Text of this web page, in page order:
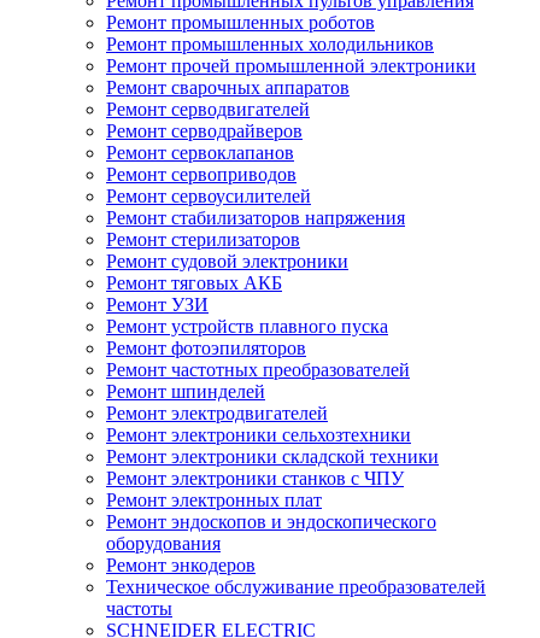
Ремонт промышленных роботов
Ремонт промышленных холодильников
Ремонт прочей промышленной электроники
Ремонт сварочных аппаратов
Ремонт серводвигателей
Ремонт серводрайверов
Ремонт сервоклапанов
Ремонт сервоприводов
Ремонт сервоусилителей
Ремонт стабилизаторов напряжения
Ремонт стерилизаторов
Ремонт судовой электроники
Ремонт тяговых АКБ
Ремонт УЗИ
Ремонт устройств плавного пуска
Ремонт фотоэпиляторов
Ремонт частотных преобразователей
Ремонт шпинделей
Ремонт электродвигателей
Ремонт электроники сельхозтехники
Ремонт электроники складской техники
Ремонт электроники станков с ЧПУ
Ремонт электронных плат
Ремонт эндоскопов и эндоскопического
оборудования
Ремонт энкодеров
Техническое обслуживание преобразователей
частоты
SCHNEIDER ELECTRIC